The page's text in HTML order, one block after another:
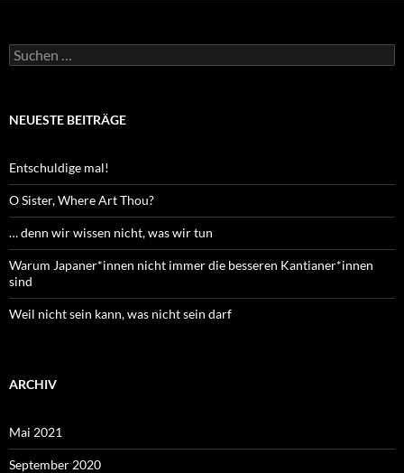
Suchen
nach:
NEUESTE BEITRÄGE
Entschuldige mal!
O Sister, Where Art Thou?
… denn wir wissen nicht, was wir tun
Warum Japaner*innen nicht immer die besseren Kantianer*innen
sind
Weil nicht sein kann, was nicht sein darf
ARCHIV
Mai 2021
September 2020